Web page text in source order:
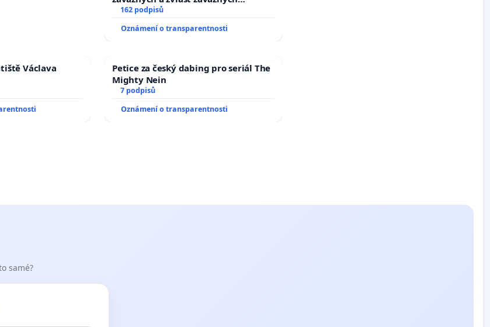
trestných činů
162 podpisů
Oznámení o transparentnosti
Václava
Petice za český dabing pro seriál The
Mighty Nein
7 podpisů
Oznámení o transparentnosti
samé?